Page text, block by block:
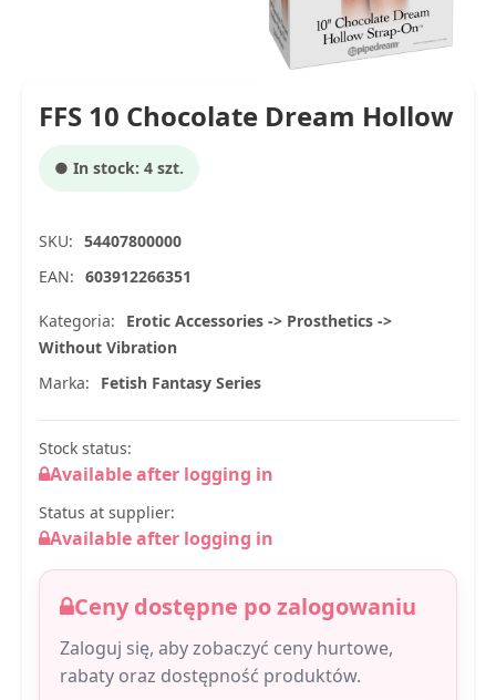
FFS 10 Chocolate Dream Hollow
● In stock: 4 szt.
SKU: 54407800000
EAN: 603912266351
Kategoria:
Erotic Accessories -> Prosthetics ->
Without Vibration
Marka:
Fetish Fantasy Series
Stock status:
Available after logging in
Status at supplier:
Available after logging in
Ceny dostępne po zalogowaniu
Zaloguj się, aby zobaczyć ceny hurtowe,
rabaty oraz dostępność produktów.